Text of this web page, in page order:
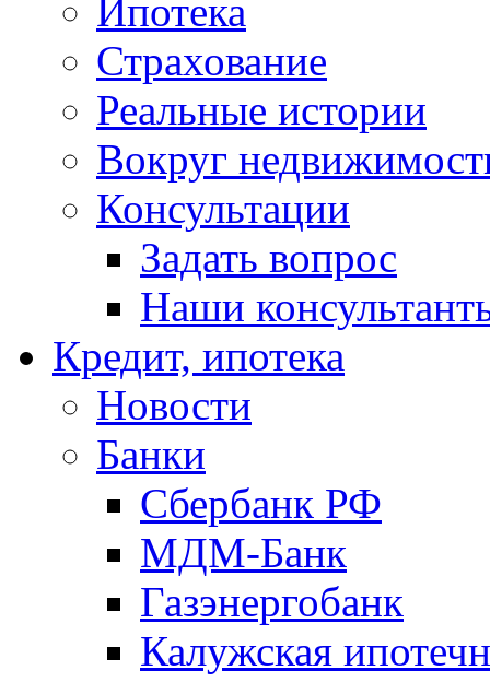
Ипотека
Страхование
Реальные истории
Вокруг
Консультации
Задать вопрос
Наши
Кредит, ипотека
Новости
Банки
Сбербанк РФ
МДМ-Банк
Газэнергобанк
Калужская